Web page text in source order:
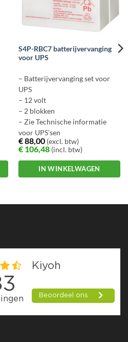
S4P-RBC7 batterijvervanging
voor UPS
– Batterijvervanging set voor
UPS
– 12 volt
– 2 blokken
– Zie Technische informatie
voor UPS’sen
€88,00(excl. btw)
€106,48(incl. btw)
IN WINKELWAGEN